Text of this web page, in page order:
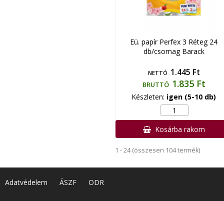
Eü. papír Perfex 3 Réteg 24
db/csomag Barack
NETTÓ 1.445 Ft
BRUTTÓ 1.835 Ft
Készleten: igen (5-10 db)
Kosárba rakom
1 - 24 (összesen 104 termék)
Adatvédelem ÁSZF ODR